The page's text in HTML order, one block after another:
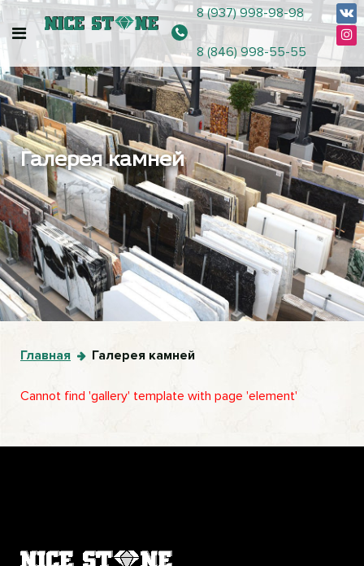
8 (937) 998-98-98
8 (846) 998-55-55
Галерея камней
Главная Галерея камней
Cannot find 'gallery' template with page 'element'